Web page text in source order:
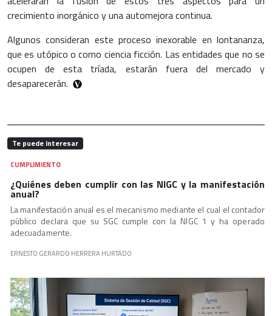
crecimiento inorgánico y una automejora continua.
Algunos consideran este proceso inexorable en lontananza,
que es utópico o como ciencia ficción. Las entidades que no se
ocupen de esta tríada, estarán fuera del mercado y
desaparecerán.
Te puede interesar
CUMPLIMIENTO
¿Quiénes deben cumplir con las NIGC y la manifestación
anual?
La manifestación anual es el mecanismo mediante el cual el contador
público declara que su SGC cumple con la NIGC 1 y ha operado
adecuadamente.
ERNESTO GERARDO HERRERA HURTADO